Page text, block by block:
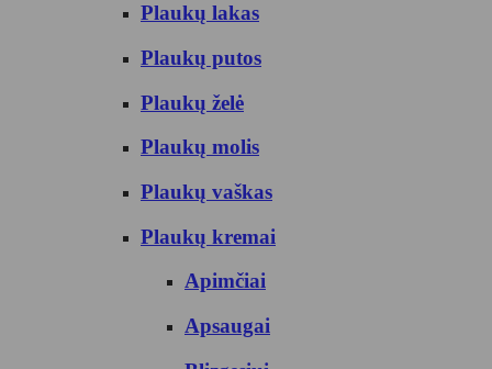
Plaukų lakas
Plaukų putos
Plaukų želė
Plaukų molis
Plaukų vaškas
Plaukų kremai
Apimčiai
Apsaugai